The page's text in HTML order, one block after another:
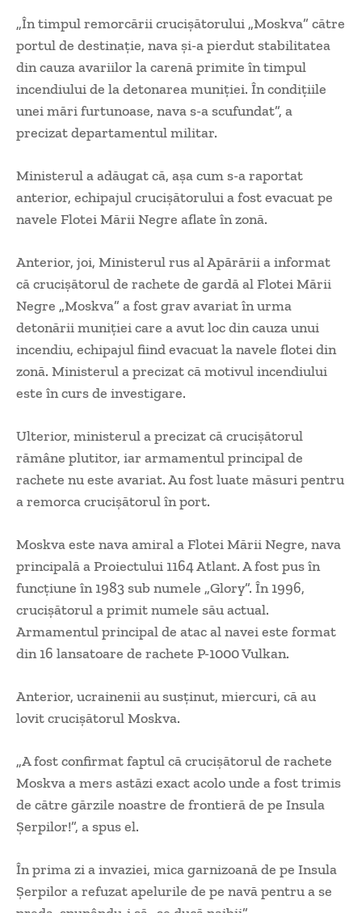
„În timpul remorcării crucișătorului „Moskva” către
portul de destinație, nava și-a pierdut stabilitatea
din cauza avariilor la carenă primite în timpul
incendiului de la detonarea muniției. În condițiile
unei mări furtunoase, nava s-a scufundat”, a
precizat departamentul militar.
Ministerul a adăugat că, așa cum s-a raportat
anterior, echipajul crucișătorului a fost evacuat pe
navele Flotei Mării Negre aflate în zonă.
Anterior, joi, Ministerul rus al Apărării a informat
că crucișătorul de rachete de gardă al Flotei Mării
Negre „Moskva” a fost grav avariat în urma
detonării muniției care a avut loc din cauza unui
incendiu, echipajul fiind evacuat la navele flotei din
zonă. Ministerul a precizat că motivul incendiului
este în curs de investigare.
Ulterior, ministerul a precizat că crucișătorul
rămâne plutitor, iar armamentul principal de
rachete nu este avariat. Au fost luate măsuri pentru
a remorca crucișătorul în port.
Moskva este nava amiral a Flotei Mării Negre, nava
principală a Proiectului 1164 Atlant. A fost pus în
funcțiune în 1983 sub numele „Glory”. În 1996,
crucișătorul a primit numele său actual.
Armamentul principal de atac al navei este format
din 16 lansatoare de rachete P-1000 Vulkan.
Anterior, ucrainenii au susținut, miercuri, că au
lovit crucișătorul Moskva.
„A fost confirmat faptul că crucișătorul de rachete
Moskva a mers astăzi exact acolo unde a fost trimis
de către gărzile noastre de frontieră de pe Insula
Șerpilor!”, a spus el.
În prima zi a invaziei, mica garnizoană de pe Insula
Șerpilor a refuzat apelurile de pe navă pentru a se